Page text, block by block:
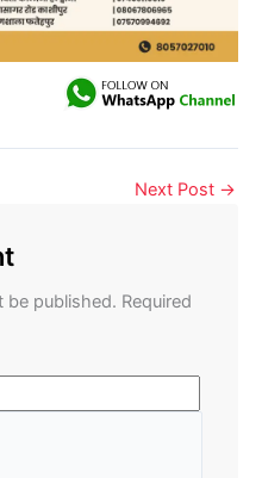
Next Post →
be published. Required